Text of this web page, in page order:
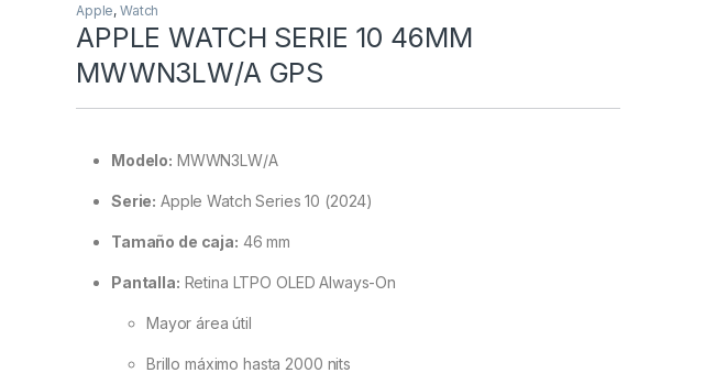
Apple,Watch
APPLE WATCH SERIE 10 46MM
MWWN3LW/A GPS
Modelo: MWWN3LW/A
Serie: Apple Watch Series 10 (2024)
Tamaño de caja: 46 mm
Pantalla: Retina LTPO OLED Always-On
Mayor área útil
Brillo máximo hasta 2000 nits